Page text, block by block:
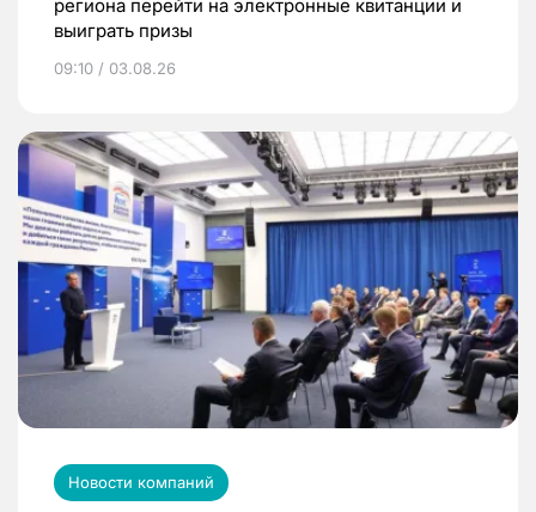
региона перейти на электронные квитанции и
выиграть призы
09:10 / 03.08.26
Новости компаний